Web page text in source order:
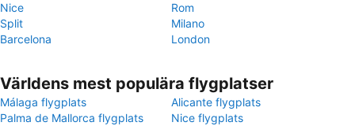
Nice
Rom
Split
Milano
Barcelona
London
Världens mest populära flygplatser
Málaga flygplats
Alicante flygplats
Palma de Mallorca flygplats
Nice flygplats